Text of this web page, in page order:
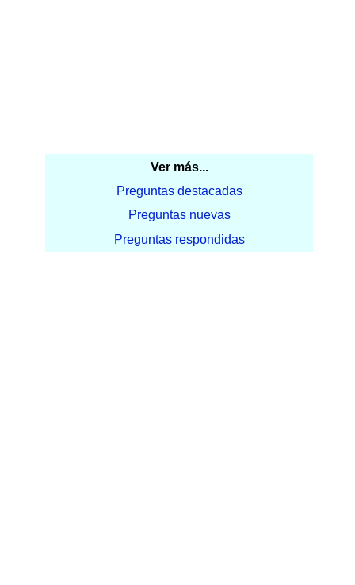
Ver más...
Preguntas destacadas
Preguntas nuevas
Preguntas respondidas